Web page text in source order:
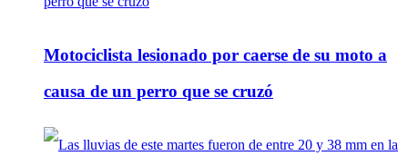
Motociclista lesionado por caerse de su moto a
causa de un perro que se cruzó